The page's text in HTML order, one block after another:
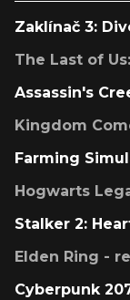
Zaklínač 3:
The Last of
Assassin's
Kingdom
Farming
Hogwarts
Stalker 2:
Elden Ring -
Cyberpunk